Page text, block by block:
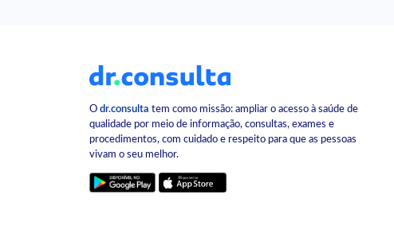
O dr.consulta tem como missão: ampliar o acesso à saúde de
qualidade por meio de informação, consultas, exames e
procedimentos, com cuidado e respeito para que as pessoas
vivam o seu melhor.